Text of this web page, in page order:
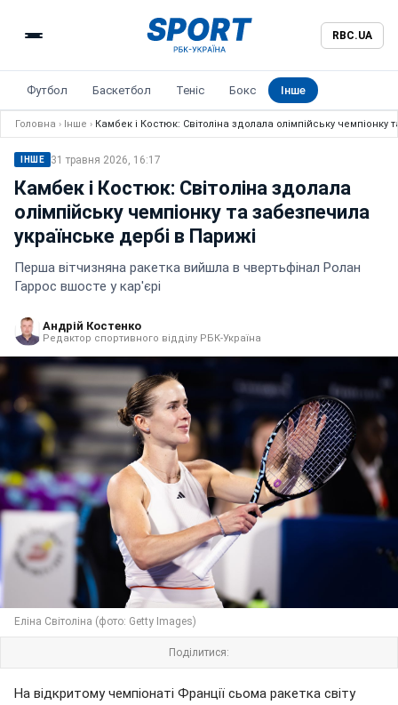
RBC.UA
Футбол Баскетбол Теніс Бокс Інше
Головна › Інше › Камбек і Костюк: Світоліна здолала олімпійську
ІНШЕ 31 травня 2026, 16:17
Камбек і Костюк: Світоліна здолала
олімпійську чемпіонку та забезпечила
українське дербі в Парижі
Перша вітчизняна ракетка вийшла в чвертьфінал Ролан
Гаррос вшосте у кар'єрі
Андрій Костенко
Редактор спортивного відділу РБК-Україна
Еліна Світоліна (фото: Getty Images)
Поділитися:
На відкритому чемпіонаті Франції сьома ракетка світу